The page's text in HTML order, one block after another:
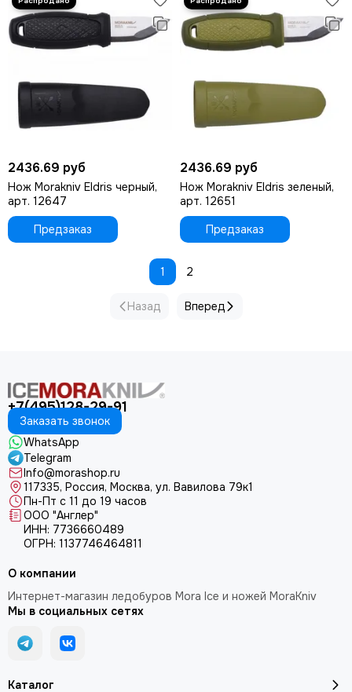
2436.69 руб
Нож Morakniv Eldris черный,
арт. 12647
Предзаказ
2436.69 руб
Нож Morakniv Eldris зеленый,
арт. 12651
Предзаказ
Назад
1 2
Вперед
+7(495)128-29-91
Заказать звонок
WhatsApp
Telegram
Info@morashop.ru
117335, Россия, Москва, ул. Вавилова 79к1
Пн-Пт с 11 до 19 часов
ООО "Англер"
ИНН: 7736660489
ОГРН: 1137746464811
Каталог
О компании
Интернет-магазин ледобуров Mora Ice и ножей MoraKniv
Мы в социальных сетях